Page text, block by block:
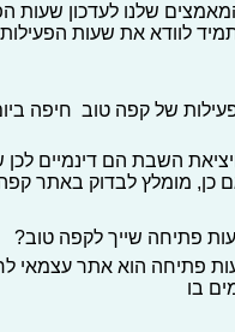
שלנו לעדכון שעות
לוודא את שעות
של קפה טוב חיפה
ויציאת השבת הם דינמיים
גם כן, מומלץ לבדוק באתר
פתיחה שייך לקפה טוב?
פתיחה הוא אתר עצמאי
בו